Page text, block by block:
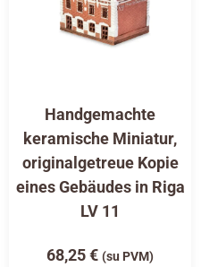
Handgemachte
keramische Miniatur,
originalgetreue Kopie
eines Gebäudes in Riga
LV 11
68,25€ (su PVM)